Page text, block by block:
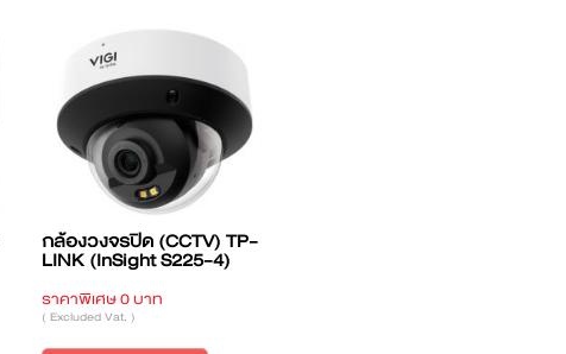
กล้องวงจรปิด (CCTV) TP-
LINK (InSight S225-4)
ราคาพิเศษ 0 บาท
( Excluded Vat. )